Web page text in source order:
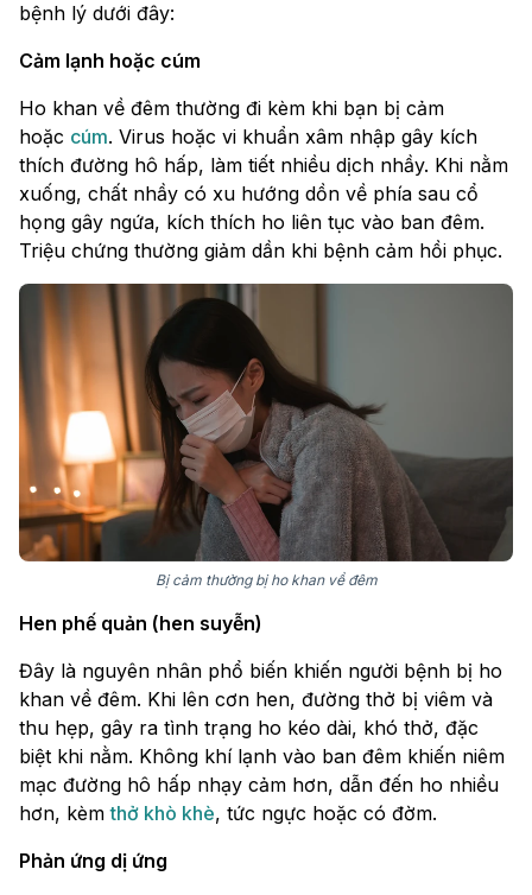
bệnh lý dưới đây:
Cảm lạnh hoặc cúm
Ho khan về đêm thường đi kèm khi bạn bị cảm
hoặc cúm. Virus hoặc vi khuẩn xâm nhập gây kích
thích đường hô hấp, làm tiết nhiều dịch nhầy. Khi nằm
xuống, chất nhầy có xu hướng dồn về phía sau cổ
họng gây ngứa, kích thích ho liên tục vào ban đêm.
Triệu chứng thường giảm dần khi bệnh cảm hồi phục.
Bị cảm thường bị ho khan về đêm
Hen phế quản (hen suyễn)
Đây là nguyên nhân phổ biến khiến người bệnh bị ho
khan về đêm. Khi lên cơn hen, đường thở bị viêm và
thu hẹp, gây ra tình trạng ho kéo dài, khó thở, đặc
biệt khi nằm. Không khí lạnh vào ban đêm khiến niêm
mạc đường hô hấp nhạy cảm hơn, dẫn đến ho nhiều
hơn, kèmthở khò khè, tức ngực hoặc có đờm.
Phản ứng dị ứng